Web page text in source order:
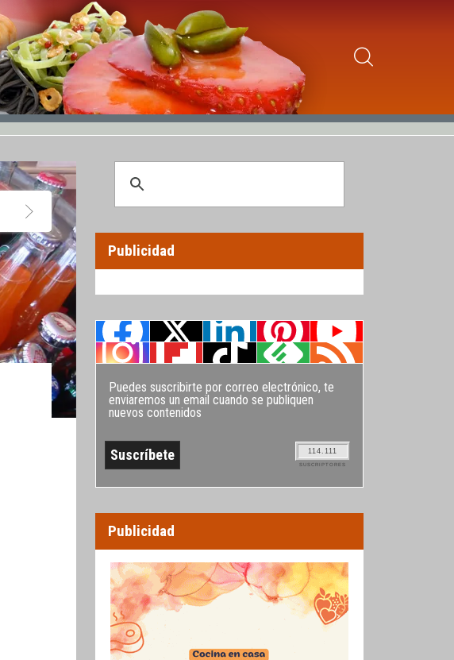
Publicidad
Puedes suscribirte por correo electrónico, te
enviaremos un email cuando se publiquen
nuevos contenidos
114.111
SUSCRIPTORES
Publicidad